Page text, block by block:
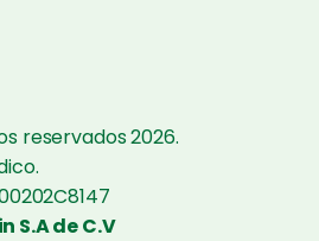
reservados 2026.
S.A de C.V